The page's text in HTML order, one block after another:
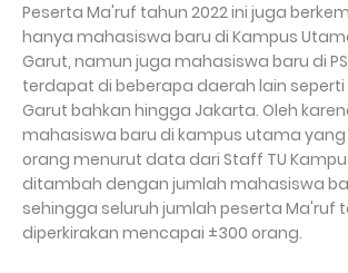
Peserta Ma'ruf tahun 2022 ini juga
hanya mahasiswa baru di Kampus
Garut, namun juga mahasiswa baru di
terdapat di beberapa daerah lain
Garut bahkan hingga Jakarta. Oleh
mahasiswa baru di kampus utama yang
orang menurut data dari Staff TU
ditambah dengan jumlah mahasiswa
sehingga seluruh jumlah peserta Ma'ruf
diperkirakan mencapai ±300 orang.